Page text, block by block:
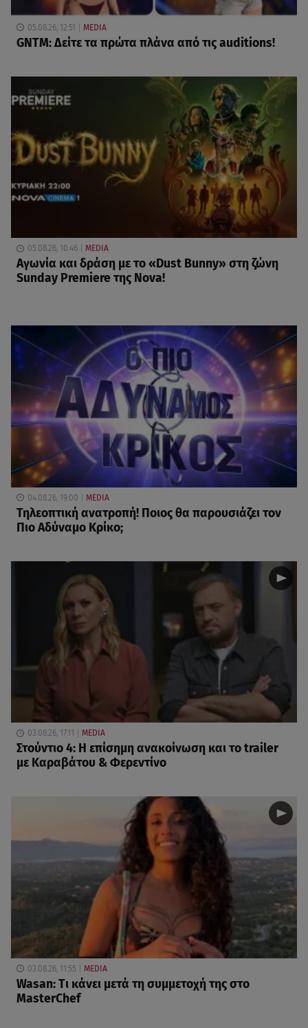
05.08.26, 12:51 MEDIA
GNTM: Δείτε τα πρώτα πλάνα από τις auditions!
05.08.26, 10:46 MEDIA
Αγωνία και δράση με το «Dust Bunny» στη ζώνη
Sunday Premiere της Nova!
04.08.26, 19:00 MEDIA
Τηλεοπτική ανατροπή! Ποιος θα παρουσιάζει τον
Πιο Αδύναμο Κρίκο;
03.08.26, 17:11 MEDIA
Στούντιο 4: Η επίσημη ανακοίνωση και το trailer
με Καραβάτου & Φερεντίνο
03.08.26, 11:55 MEDIA
Wasan: Tι κάνει μετά τη συμμετοχή της στο
MasterChef